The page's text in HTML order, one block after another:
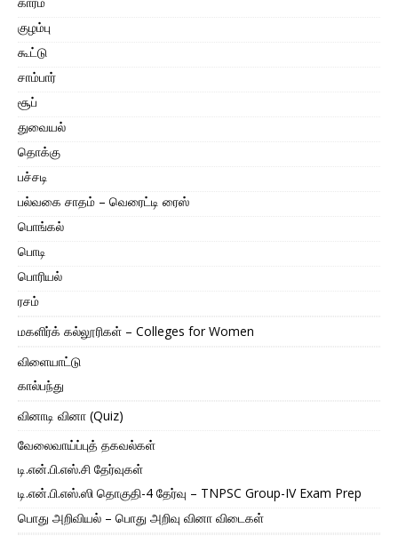
குழம்பு
கூட்டு
சாம்பார்
சூப்
துவையல்
தொக்கு
பச்சடி
பல்வகை சாதம் – வெரைட்டி ரைஸ்
பொங்கல்
பொடி
பொரியல்
ரசம்
மகளிர்க் கல்லூரிகள் – Colleges for Women
விளையாட்டு
கால்பந்து
வினாடி வினா (Quiz)
வேலைவாய்ப்புத் தகவல்கள்
டி.என்.பி.எஸ்.சி தேர்வுகள்
டி.என்.பி.எஸ்.ஸி தொகுதி-4 தேர்வு – TNPSC Group-IV Exam Prep
பொது அறிவியல் – பொது அறிவு வினா விடைகள்